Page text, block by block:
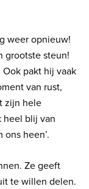
weer opnieuw!
grootste steun!
pakt hij vaak
van rust,
zijn hele
heel blij van
heen’.
Ze geeft
te willen delen.